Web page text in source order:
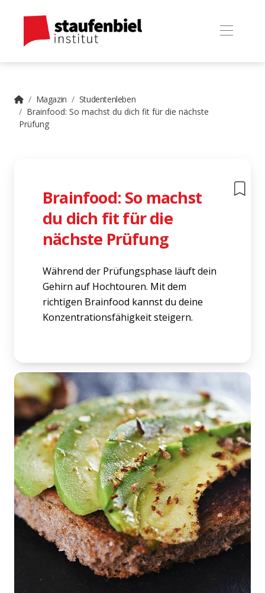
Magazin
Studentenleben
Brainfood: So machst du dich fit für die nächste
Prüfung
Brainfood: So machst
du dich fit für die
nächste Prüfung
Während der Prüfungsphase läuft dein
Gehirn auf Hochtouren. Mit dem
richtigen Brainfood kannst du deine
Konzentrationsfähigkeit steigern.